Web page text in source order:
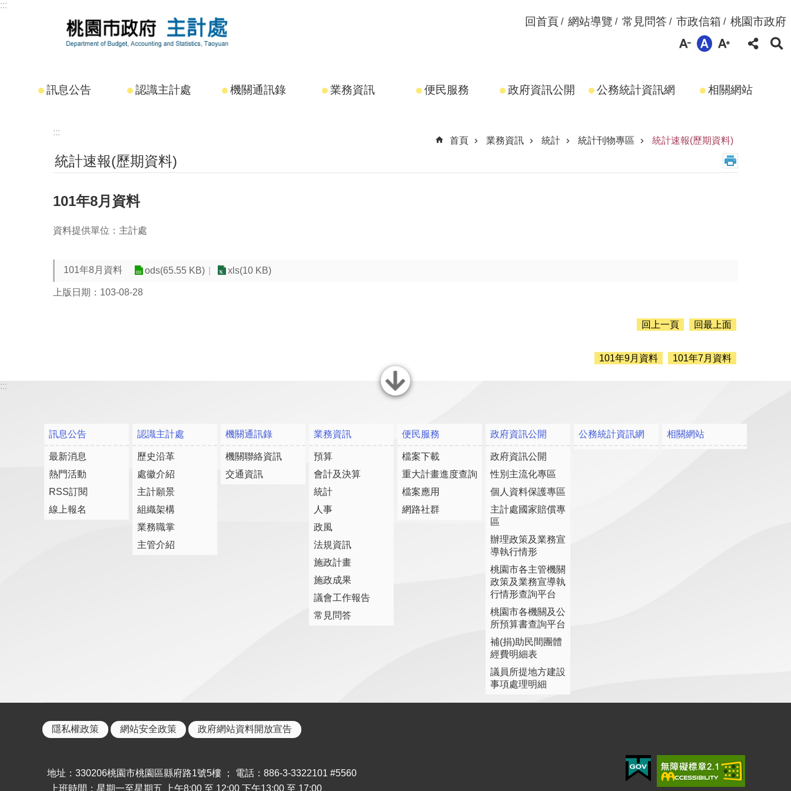
跳到主要內容區塊
:::
回首頁 網站導覽 常見問答 市政信箱 桃園市政府
訊息公告 認識主計處 機關通訊錄 業務資訊 便民服務 政府資訊公開 公務統計資訊網 相關網站
:::
首頁
業務資訊 統計 統計刊物專區 統計速報(歷期資料)
統計速報(歷期資料)
101年8月資料
資料提供單位：主計處
101年8月資料 ods(65.55 KB) xls(10 KB)
上版日期：103-08-28
回上一頁 回最上面
101年9月資料 101年7月資料
關閉
:::
訊息公告
最新消息
熱門活動
RSS訂閱
線上報名
認識主計處
歷史沿革
處徽介紹
主計願景
組織架構
業務職掌
主管介紹
機關通訊錄
機關聯絡資訊
交通資訊
業務資訊
預算
會計及決算
統計
人事
政風
法規資訊
施政計畫
施政成果
議會工作報告
常見問答
便民服務
檔案下載
重大計畫進度查詢
檔案應用
網路社群
政府資訊公開
政府資訊公開
性別主流化專區
個人資料保護專區
主計處國家賠償專
區
辦理政策及業務宣
導執行情形
桃園市各主管機關
政策及業務宣導執
行情形查詢平台
桃園市各機關及公
所預算書查詢平台
補(捐)助民間團體
經費明細表
議員所提地方建設
事項處理明細
公務統計資訊網 相關網站
隱私權政策 網站安全政策 政府網站資料開放宣告
地址：330206桃園市桃園區縣府路1號5樓 ； 電話：886-3-3322101 #5560
上班時間：星期一至星期五 上午8:00 至 12:00 下午13:00 至 17:00